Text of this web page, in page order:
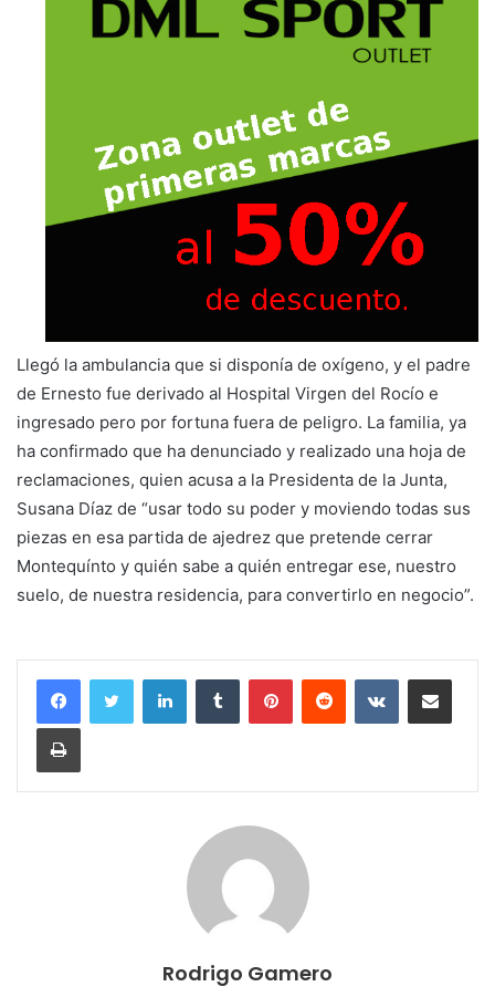
Llegó la ambulancia que si disponía de oxígeno, y el padre
de Ernesto fue derivado al Hospital Virgen del Rocío e
ingresado pero por fortuna fuera de peligro. La familia, ya
ha confirmado que ha denunciado y realizado una hoja de
reclamaciones, quien acusa a la Presidenta de la Junta,
Susana Díaz de “usar todo su poder y moviendo todas sus
piezas en esa partida de ajedrez que pretende cerrar
Montequínto y quién sabe a quién entregar ese, nuestro
suelo, de nuestra residencia, para convertirlo en negocio”.
Rodrigo Gamero